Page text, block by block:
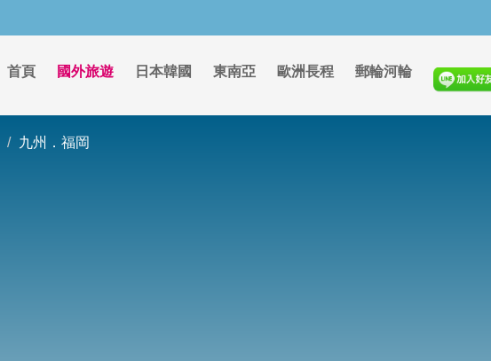
首頁 國外旅遊 日本韓國 東南亞 歐洲長程 郵輪河輪
九州．福岡